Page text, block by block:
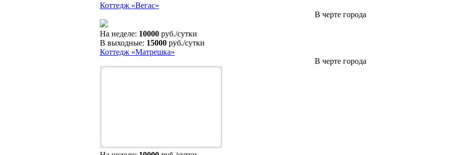
Коттедж «Вегас»
В черте города
На неделе: 10000 руб./сутки
В выходные: 15000 руб./сутки
Коттедж «Матрешка»
В черте города